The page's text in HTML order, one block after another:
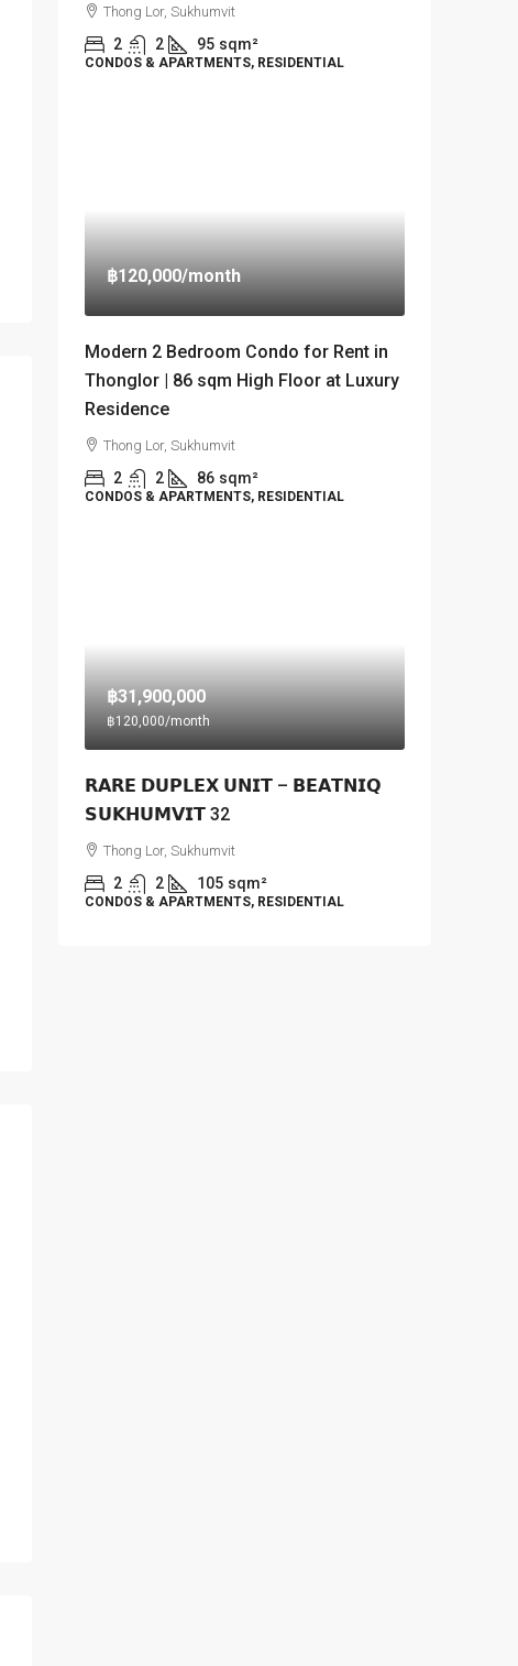
Thong Lor, Sukhumvit
2 2 95 sqm²
CONDOS & APARTMENTS, RESIDENTIAL
฿120,000/month
Modern 2 Bedroom Condo for Rent in
Thonglor | 86 sqm High Floor at Luxury
Residence
Thong Lor, Sukhumvit
2 2 86 sqm²
CONDOS & APARTMENTS, RESIDENTIAL
฿31,900,000
฿120,000/month
𝗥𝗔𝗥𝗘 𝗗𝗨𝗣𝗟𝗘𝗫 𝗨𝗡𝗜𝗧 – 𝗕𝗘𝗔𝗧𝗡𝗜𝗤
𝗦𝗨𝗞𝗛𝗨𝗠𝗩𝗜𝗧 32
Thong Lor, Sukhumvit
2 2 105 sqm²
CONDOS & APARTMENTS, RESIDENTIAL